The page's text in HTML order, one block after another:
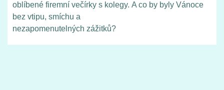
oblíbené firemní večírky s kolegy. A co by byly Vánoce
bez vtipu, smíchu a
nezapomenutelných zážitků?